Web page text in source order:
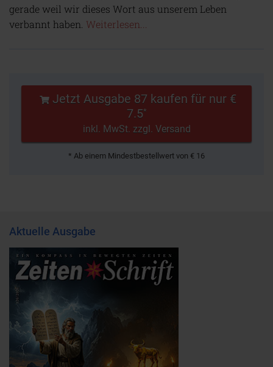
gerade weil wir dieses Wort aus unserem Leben
verbannt haben. Weiterlesen...
Jetzt Ausgabe 87 kaufen für nur €
7.5*
inkl. MwSt. zzgl. Versand
* Ab einem Mindestbestellwert von € 16
Aktuelle Ausgabe